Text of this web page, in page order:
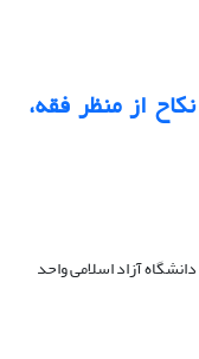
از منظر فقه،
آزاد اسلامی واحد